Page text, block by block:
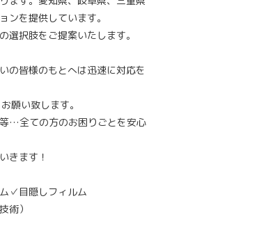
を提供しています。
択肢をご提案いたします。
の皆様のもとへは迅速に対応を
願い致します。
…全ての方のお困りごとを安心
きます！
✓目隠しフィルム
術）